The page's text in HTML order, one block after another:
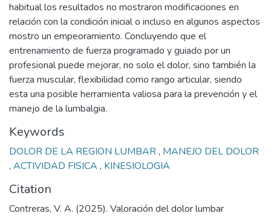
habitual los resultados no mostraron modificaciones en
relación con la condición inicial o incluso en algunos aspectos
mostro un empeoramiento. Concluyendo que el
entrenamiento de fuerza programado y guiado por un
profesional puede mejorar, no solo el dolor, sino también la
fuerza muscular, flexibilidad como rango articular, siendo
esta una posible herramienta valiosa para la prevención y el
manejo de la lumbalgia.
Keywords
DOLOR DE LA REGION LUMBAR, MANEJO DEL DOLOR
, ACTIVIDAD FISICA , KINESIOLOGIA
Citation
Contreras, V. A. (2025). Valoración del dolor lumbar